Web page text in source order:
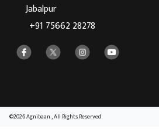
Jabalpur
+91 75662 28278
©2026 Agnibaan , All Rights Reserved